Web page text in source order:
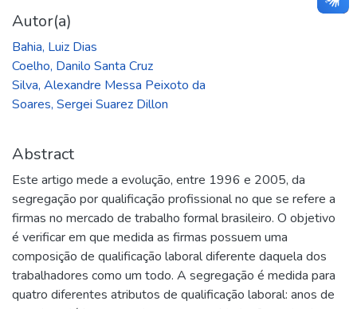
Autor(a)
Bahia, Luiz Dias
Coelho, Danilo Santa Cruz
Silva, Alexandre Messa Peixoto da
Soares, Sergei Suarez Dillon
Abstract
Este artigo mede a evolução, entre 1996 e 2005, da
segregação por qualificação profissional no que se refere a
firmas no mercado de trabalho formal brasileiro. O objetivo
é verificar em que medida as firmas possuem uma
composição de qualificação laboral diferente daquela dos
trabalhadores como um todo. A segregação é medida para
quatro diferentes atributos de qualificação laboral: anos de